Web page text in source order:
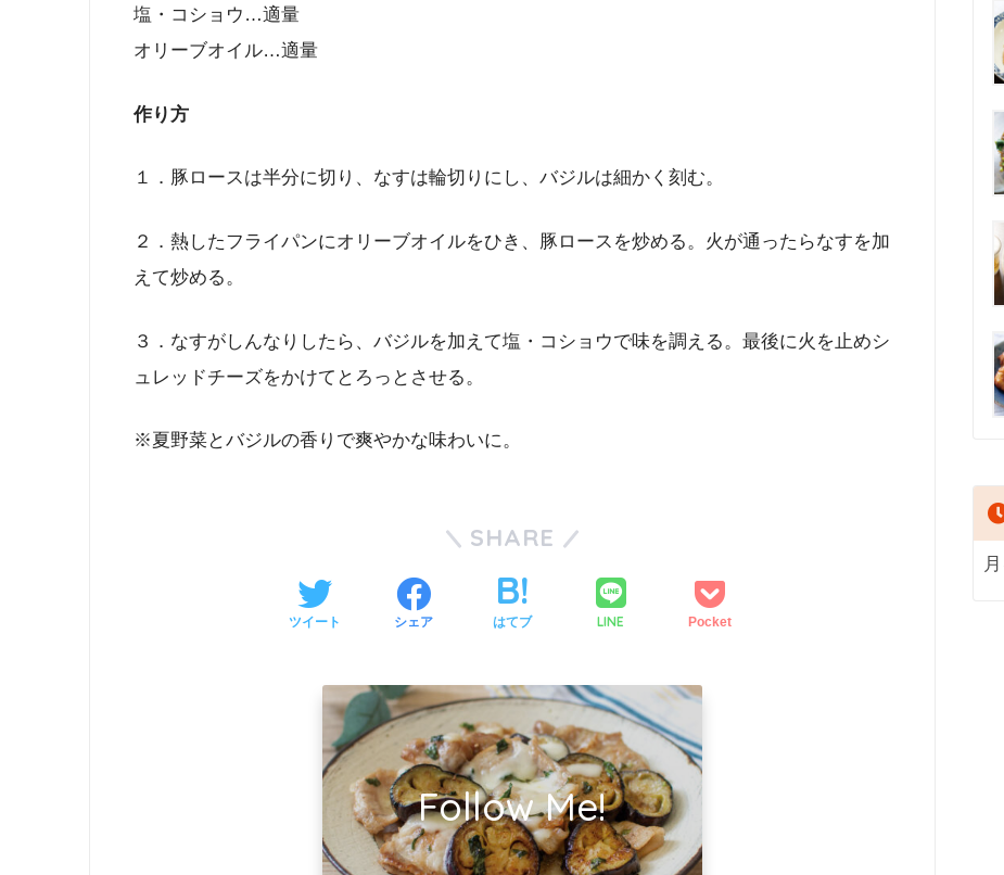
塩・コショウ…適量
オリーブオイル…適量
作り方
１．豚ロースは半分に切り、なすは輪切りにし、バジルは細かく刻む。
２．熱したフライパンにオリーブオイルをひき、豚ロースを炒める。火が通ったらなすを加
えて炒める。
３．なすがしんなりしたら、バジルを加えて塩・コショウで味を調える。最後に火を止めシ
ュレッドチーズをかけてとろっとさせる。
※夏野菜とバジルの香りで爽やかな味わいに。
SHARE
ツイート シェア はてブ LINE Pocket
Follow Me!